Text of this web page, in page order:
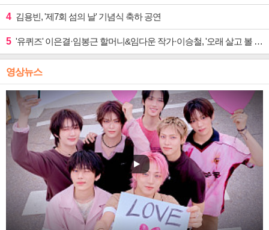
4 김용빈, '제7회 섬의 날' 기념식 축하 공연
5 '유퀴즈' 이은결·임봉근 할머니&임다운 작가·이승철, '오래 살고 볼 일' 특집 출격
영상뉴스